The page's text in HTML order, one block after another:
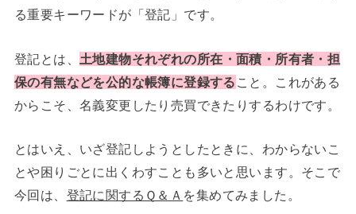
る重要キーワードが「登記」です。
登記とは、 土地建物それぞれの所在・面積・所有者・担
保の有無などを公的な帳簿に登録する こと。これがある
からこそ、名義変更したり売買できたりするわけです。
とはいえ、いざ登記しようとしたときに、わからないこ
とや困りごとに出くわすことも多いと思います。そこで
今回は、 登記に関するＱ＆Ａ を集めてみました。